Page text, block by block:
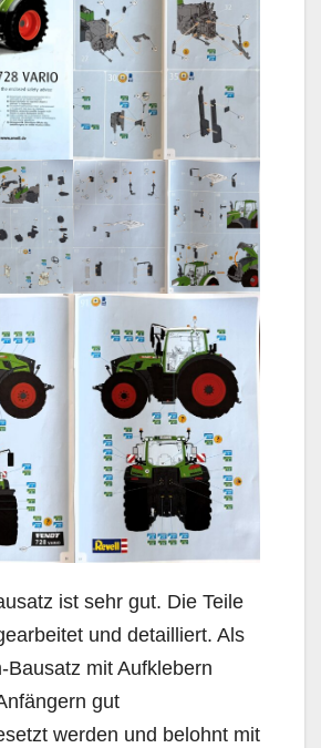
ist sehr gut. Die Teile
und detailliert. Als
Bausatz mit Aufklebern
gut
werden und belohnt mit